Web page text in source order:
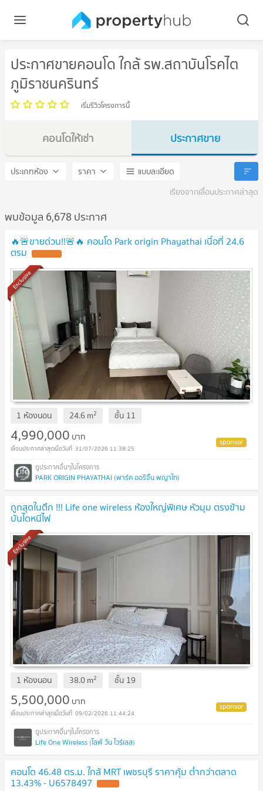
ประกาศขายคอนโด ใกล้ รพ.สถาบันโรคไต
ภูมิราชนครินทร์
เริ่มรีวิวโครงการนี้
คอนโดให้เช่า
รพ.สถาบันโรคไตภูมิราชนครินทร์
ประกาศขาย
รพ.สถาบันโรคไตภูมิราชนคริ
ประเภทห้อง ราคา
แบบละเอียด
เรียงจากเลื่อนประกาศล่าสุด
พบข้อมูล 6,678 ประกาศ
🔥🚨ขายด่วน!!🚨🔥 คอนโด Park origin Phayathai เนื้อที่ 24.6
ตรม
Exclusive
1 ห้องนอน 24.6m2 ชั้น 11
4,990,000 บาท
31/07/2026 11:38:25
PARK ORIGIN PHAYATHAI (พาร์ค ออริจิ้น พญาไท)
ถูกสุดในตึก !!! Life one wireless ห้องใหญ่พิเศษ หัวมุม ตรงข้าม
บันไดหนีไฟ
Exclusive
1 ห้องนอน 38.0m2 ชั้น 19
5,500,000 บาท
09/02/2026 11:44:24
Life One Wireless (ไลฟ์ วัน ไวร์เลส)
คอนโด 46.48 ตร.ม. ใกล้ MRT เพชรบุรี ราคาคุ้ม ต่ำกว่าตลาด
13.43% - U6578497